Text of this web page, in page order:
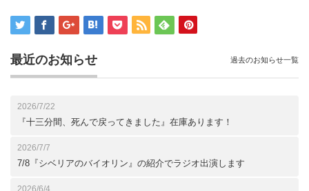
最近のお知らせ
2026/7/22
『十三分間、死んで戻ってきました』在庫あります！
2026/7/7
7/8『シベリアのバイオリン』の紹介でラジオ出演します
2026/6/4
過去のお知らせ一覧